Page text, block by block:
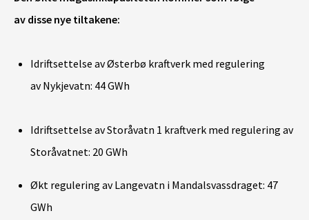
av disse nye tiltakene:
Idriftsettelse av Østerbø kraftverk med regulering
av Nykjevatn: 44 GWh
Idriftsettelse av Storåvatn 1 kraftverk med regulering av
Storåvatnet: 20 GWh
Økt regulering av Langevatn i Mandalsvassdraget: 47
GWh